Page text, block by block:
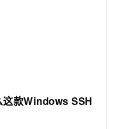
款Windows SSH